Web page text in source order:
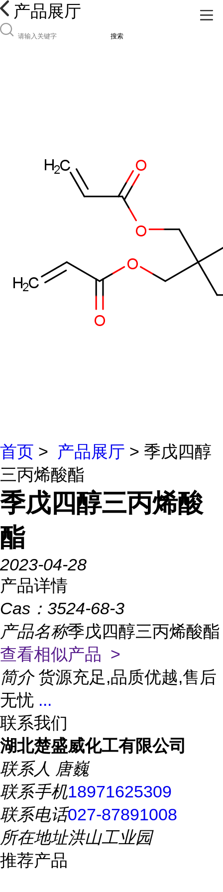
产品展厅
搜索
首页 > 产品展厅 > 季戊四醇
三丙烯酸酯
季戊四醇三丙烯酸
酯
2023-04-28
产品详情
Cas： 3524-68-3
产品名称季戊四醇三丙烯酸酯
查看相似产品 >
简介 货源充足,品质优越,售后
无忧 ...
联系我们
湖北楚盛威化工有限公司
联系人 唐巍
联系手机18971625309
联系电话027-87891008
所在地址洪山工业园
推荐产品